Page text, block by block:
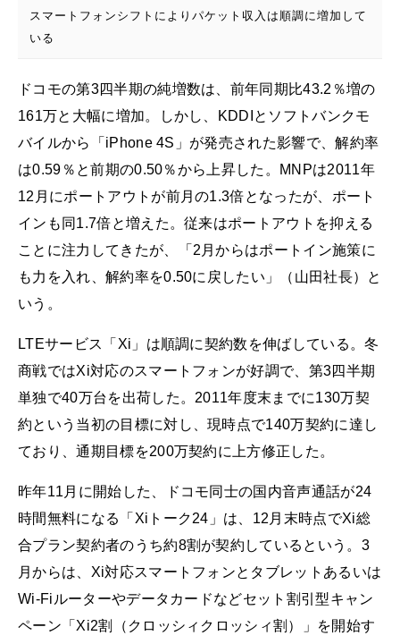
スマートフォンシフトによりパケット収入は順調に増加して
いる
ドコモの第3四半期の純増数は、前年同期比43.2％増の
161万と大幅に増加。しかし、KDDIとソフトバンクモ
バイルから「iPhone 4S」が発売された影響で、解約率
は0.59％と前期の0.50％から上昇した。MNPは2011年
12月にポートアウトが前月の1.3倍となったが、ポート
インも同1.7倍と増えた。従来はポートアウトを抑える
ことに注力してきたが、「2月からはポートイン施策に
も力を入れ、解約率を0.50に戻したい」（山田社長）と
いう。
LTEサービス「Xi」は順調に契約数を伸ばしている。冬
商戦ではXi対応のスマートフォンが好調で、第3四半期
単独で40万台を出荷した。2011年度末までに130万契
約という当初の目標に対し、現時点で140万契約に達し
ており、通期目標を200万契約に上方修正した。
昨年11月に開始した、ドコモ同士の国内音声通話が24
時間無料になる「Xiトーク24」は、12月末時点でXi総
合プラン契約者のうち約8割が契約しているという。3
月からは、Xi対応スマートフォンとタブレットあるいは
Wi-Fiルーターやデータカードなどセット割引型キャン
ペーン「Xi2割（クロッシィクロッシィ割）」を開始す